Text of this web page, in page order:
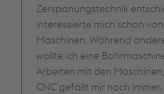
Zerspanungstechnik
interessierte mich schon
Maschinen. Während
wollte ich eine
Arbeiten mit den
CNC gefällt mir noch